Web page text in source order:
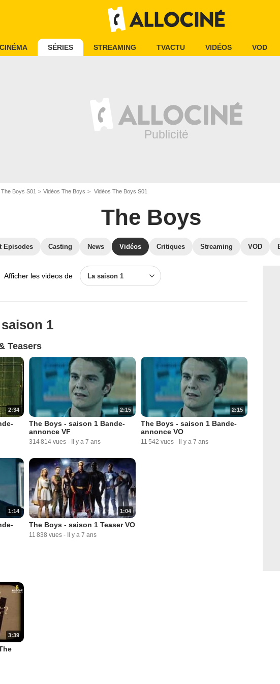
CINÉMA SÉRIES STREAMING TVACTU VIDÉOS VOD
The Boys S01 Vidéos The Boys Vidéos The Boys S01
The Boys
Episodes Casting News Vidéos Critiques Streaming VOD
Afficher les videos de La saison 1
1
Teasers
2:34 2:15
The Boys - saison 1 Bande-
annonce VF
314 814 vues - Il y a 7 ans
2:15
The Boys - saison 1 Bande-
annonce VO
11 542 vues - Il y a 7 ans
1:14 1:04
The Boys - saison 1 Teaser VO
11 838 vues - Il y a 7 ans
3:39